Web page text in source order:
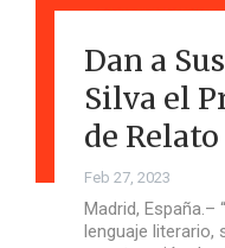
Dan a
Silva el
de
Feb 27, 2023
Madrid, España.–
lenguaje literario,